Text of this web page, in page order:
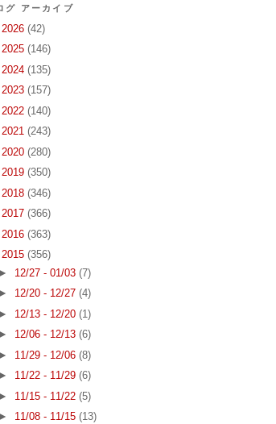
グ アーカイブ
2026 (42)
2025 (146)
2024 (135)
2023 (157)
2022 (140)
2021 (243)
2020 (280)
2019 (350)
2018 (346)
2017 (366)
2016 (363)
2015 (356)
► 12/27 - 01/03 (7)
► 12/20 - 12/27 (4)
► 12/13 - 12/20 (1)
► 12/06 - 12/13 (6)
► 11/29 - 12/06 (8)
► 11/22 - 11/29 (6)
► 11/15 - 11/22 (5)
► 11/08 - 11/15 (13)